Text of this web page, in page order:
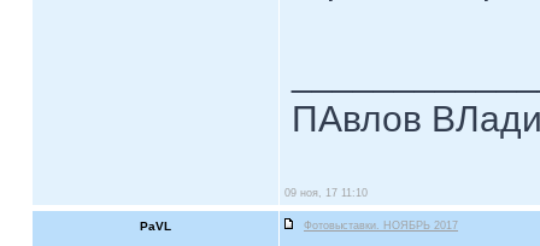
ПАвлов
09 ноя, 17 11:10
PaVL Фотовыставки. НОЯБРЬ 2017